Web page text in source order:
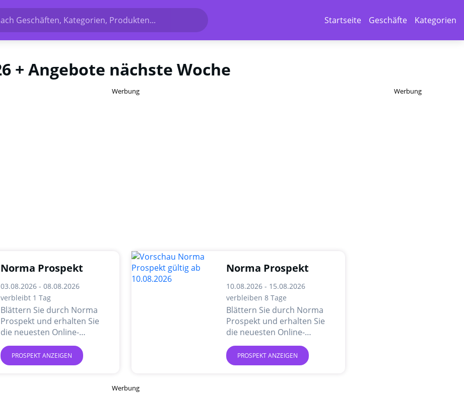
Geschäften, Kategorien, Produkten... Startseite Geschäfte Kategorien
+ Angebote nächste Woche
Werbung
Norma Prospekt
03.08.2026 - 08.08.2026
verbleibt 1 Tag
Blättern Sie durch Norma
Prospekt und erhalten Sie
die neuesten Online-
Angebote und Aktionen.
PROSPEKT ANZEIGEN
Norma Prospekt
10.08.2026 - 15.08.2026
verbleiben 8 Tage
Blättern Sie durch Norma
Prospekt und erhalten Sie
die neuesten Online-
Angebote und Aktionen.
PROSPEKT ANZEIGEN
Werbung
Werbung